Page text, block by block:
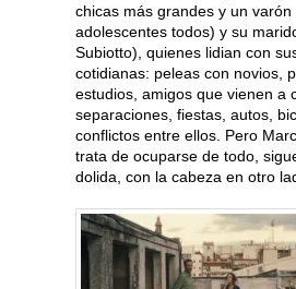
chicas más grandes y un varón
adolescentes todos) y su
Subiotto), quienes lidian con
cotidianas: peleas con novios,
estudios, amigos que vienen a
separaciones, fiestas, autos,
conflictos entre ellos. Pero
trata de ocuparse de todo,
dolida, con la cabeza en otro